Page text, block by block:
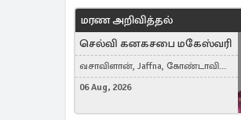
மரண அறிவித்தல்
செல்வி கனகசபை மகேஸ்வரி
வசாவிளான், Jaffna, கோண்டாவில்
கிழக்கு
06 Aug, 2026